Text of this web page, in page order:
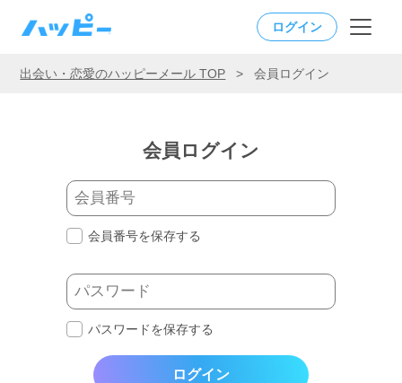
ログイン
出会い・恋愛のハッピーメール TOP > 会員ログイン
会員ログイン
会員番号を保存する
パスワードを保存する
ログイン